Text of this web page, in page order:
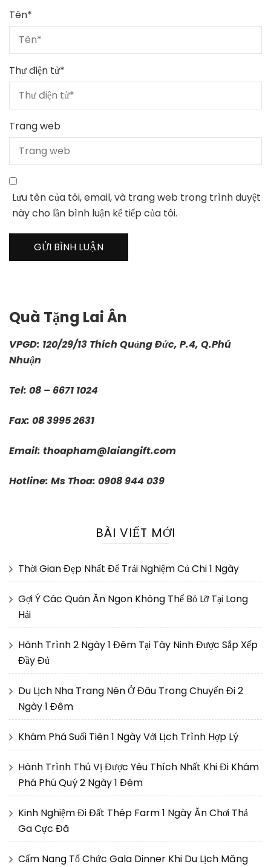
Tên*
Thư điện tử*
Trang web
Lưu tên của tôi, email, và trang web trong trình duyệt
này cho lần bình luận kế tiếp của tôi.
Quà Tặng Lai Ân
VPGD: 120/29/13 Thích Quảng Đức, P.4, Q.Phú
Nhuận
Tel: 08 – 6671 1024
Fax: 08 3995 2631
Email: thoapham@laiangift.com
Hotline: Ms Thoa: 0908 944 039
BÀI VIẾT MỚI
Thời Gian Đẹp Nhất Để Trải Nghiệm Củ Chi 1 Ngày
Gợi Ý Các Quán Ăn Ngon Không Thể Bỏ Lỡ Tại Long
Hải
Hành Trình 2 Ngày 1 Đêm Tại Tây Ninh Được Sắp Xếp
Đầy Đủ
Du Lịch Nha Trang Nên Ở Đâu Trong Chuyến Đi 2
Ngày 1 Đêm
Khám Phá Suối Tiên 1 Ngày Với Lịch Trình Hợp Lý
Hành Trình Thú Vị Được Yêu Thích Nhất Khi Đi Khám
Phá Phú Quý 2 Ngày 1 Đêm
Kinh Nghiệm Đi Đất Thép Farm 1 Ngày Ăn Chơi Thả
Ga Cực Đã
Cẩm Nang Tổ Chức Gala Dinner Khi Du Lịch Măng